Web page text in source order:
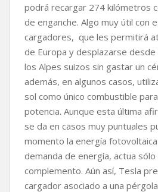
podrá recargar 274 kilómetros
de enganche. Algo muy útil con
cargadores, que les permitirá
de Europa y desplazarse
los Alpes suizos sin gastar un
además, en algunos casos,
sol como único combustible
potencia. Aunque esta última
se da en casos muy puntuales
momento la energía
demanda de energía, actua sólo
complemento. Aún así, Tesla
cargador asociado a una